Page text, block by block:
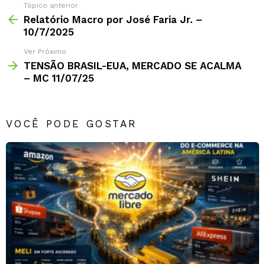
Tópico anterior
Relatório Macro por José Faria Jr. –
10/7/2025
Ver Próximo
TENSÃO BRASIL-EUA, MERCADO SE ACALMA
– MC 11/07/25
VOCÊ PODE GOSTAR